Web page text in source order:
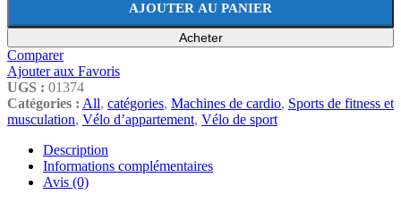
AJOUTER AU PANIER
Acheter
Comparer
Ajouter aux Favoris
UGS : 01374
Catégories : All, catégories, Machines de cardio, Sports de fitness et
musculation, Vélo d’appartement, Vélo de sport
Description
Informations complémentaires
Avis (0)